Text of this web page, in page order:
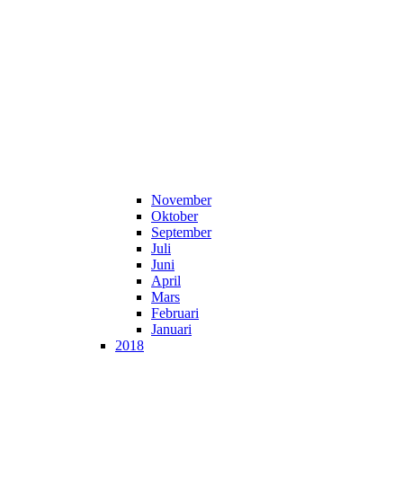
November
Oktober
September
Juli
Juni
April
Mars
Februari
Januari
2018